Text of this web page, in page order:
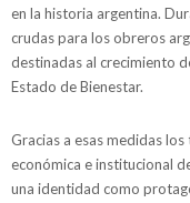
en la historia argentina.
crudas para los obreros
destinadas al crecimiento
Estado de Bienestar.
Gracias a esas medidas
económica e institucional
una identidad como